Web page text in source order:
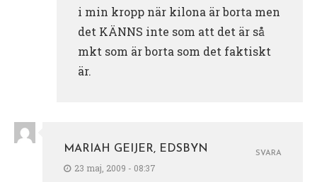
i min kropp när kilona är borta men
det KÄNNS inte som att det är så
mkt som är borta som det faktiskt
är.
MARIAH GEIJER, EDSBYN
23 maj, 2009 - 08:37
SVARA